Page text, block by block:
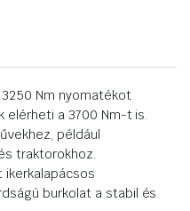
Nm nyomatékot
a 3700 Nm-t is.
például
traktorokhoz.
ikerkalapácsos
burkolat a stabil és